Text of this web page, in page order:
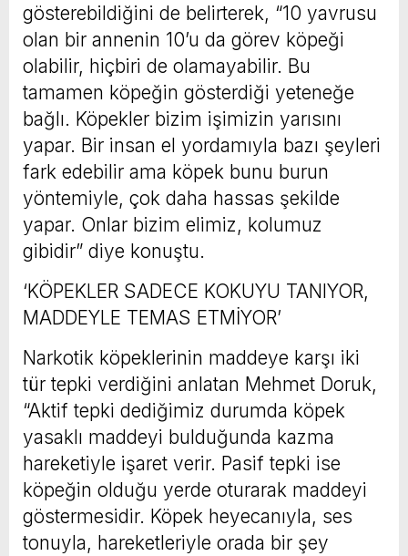
gösterebildiğini de belirterek, “10 yavrusu
olan bir annenin 10’u da görev köpeği
olabilir, hiçbiri de olamayabilir. Bu
tamamen köpeğin gösterdiği yeteneğe
bağlı. Köpekler bizim işimizin yarısını
yapar. Bir insan el yordamıyla bazı şeyleri
fark edebilir ama köpek bunu burun
yöntemiyle, çok daha hassas şekilde
yapar. Onlar bizim elimiz, kolumuz
gibidir” diye konuştu.
‘KÖPEKLER SADECE KOKUYU TANIYOR,
MADDEYLE TEMAS ETMİYOR’
Narkotik köpeklerinin maddeye karşı iki
tür tepki verdiğini anlatan Mehmet Doruk,
“Aktif tepki dediğimiz durumda köpek
yasaklı maddeyi bulduğunda kazma
hareketiyle işaret verir. Pasif tepki ise
köpeğin olduğu yerde oturarak maddeyi
göstermesidir. Köpek heyecanıyla, ses
tonuyla, hareketleriyle orada bir şey